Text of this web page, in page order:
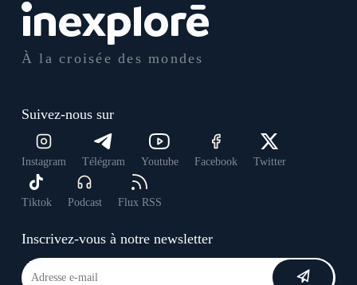
À la croisée des mondes
Suivez-nous sur
Instagram Télégram Youtube Facebook Twitter
Tiktok Podcast Flux RSS
Inscrivez-vous à notre newsletter